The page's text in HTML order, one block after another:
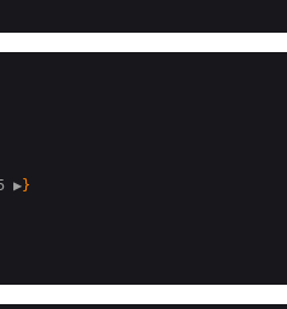
▶}